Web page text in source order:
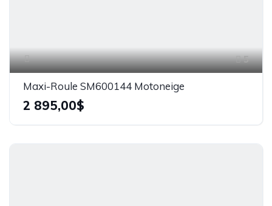
5
Maxi-Roule SM600144 Motoneige
2 895,00$